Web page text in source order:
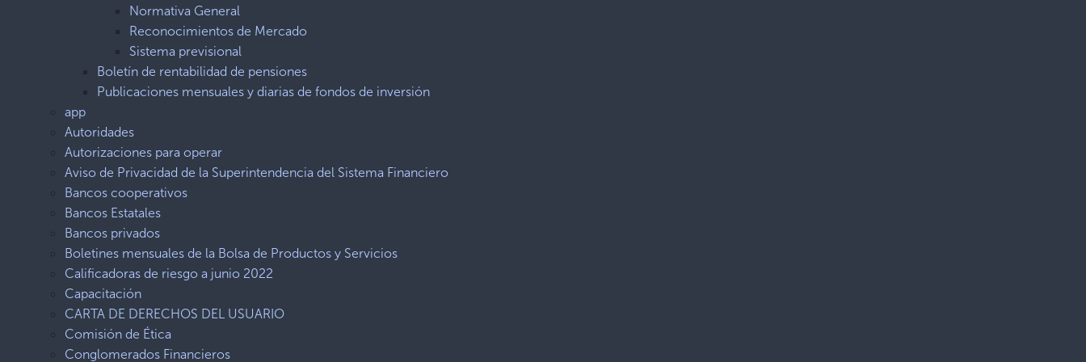
Normativa General
Reconocimientos de Mercado
Sistema previsional
Boletín de rentabilidad de pensiones
Publicaciones mensuales y diarias de fondos de inversión
app
Autoridades
Autorizaciones para operar
Aviso de Privacidad de la Superintendencia del Sistema Financiero
Bancos cooperativos
Bancos Estatales
Bancos privados
Boletines mensuales de la Bolsa de Productos y Servicios
Calificadoras de riesgo a junio 2022
Capacitación
CARTA DE DERECHOS DEL USUARIO
Comisión de Ética
Conglomerados Financieros